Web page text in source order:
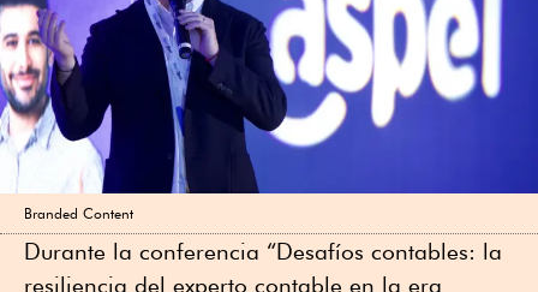
Branded Content
Durante la conferencia “Desafíos contables: la
resiliencia del experto contable en la era